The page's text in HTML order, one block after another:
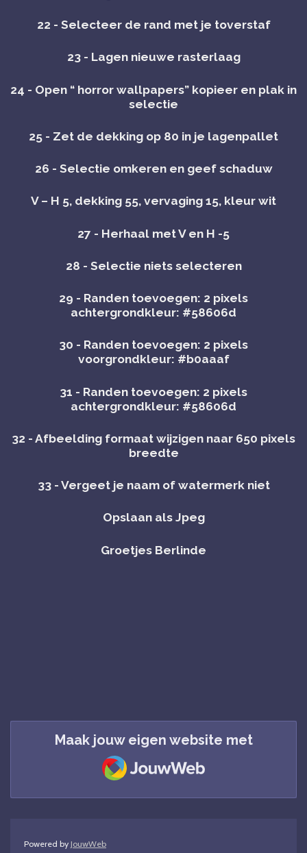
22 - Selecteer de rand met je toverstaf
23 - Lagen nieuwe rasterlaag
24 - Open “ horror wallpapers” kopieer en plak in
selectie
25 - Zet de dekking op 80 in je lagenpallet
26 - Selectie omkeren en geef schaduw
V – H 5, dekking 55, vervaging 15, kleur wit
27 - Herhaal met V en H -5
28 - Selectie niets selecteren
29 - Randen toevoegen: 2 pixels
achtergrondkleur: #58606d
30 - Randen toevoegen: 2 pixels
voorgrondkleur: #b0aaaf
31 - Randen toevoegen: 2 pixels
achtergrondkleur: #58606d
32 - Afbeelding formaat wijzigen naar 650 pixels
breedte
33 - Vergeet je naam of watermerk niet
Opslaan als Jpeg
Groetjes Berlinde
Maak jouw eigen website met
JouwWeb
Powered by JouwWeb